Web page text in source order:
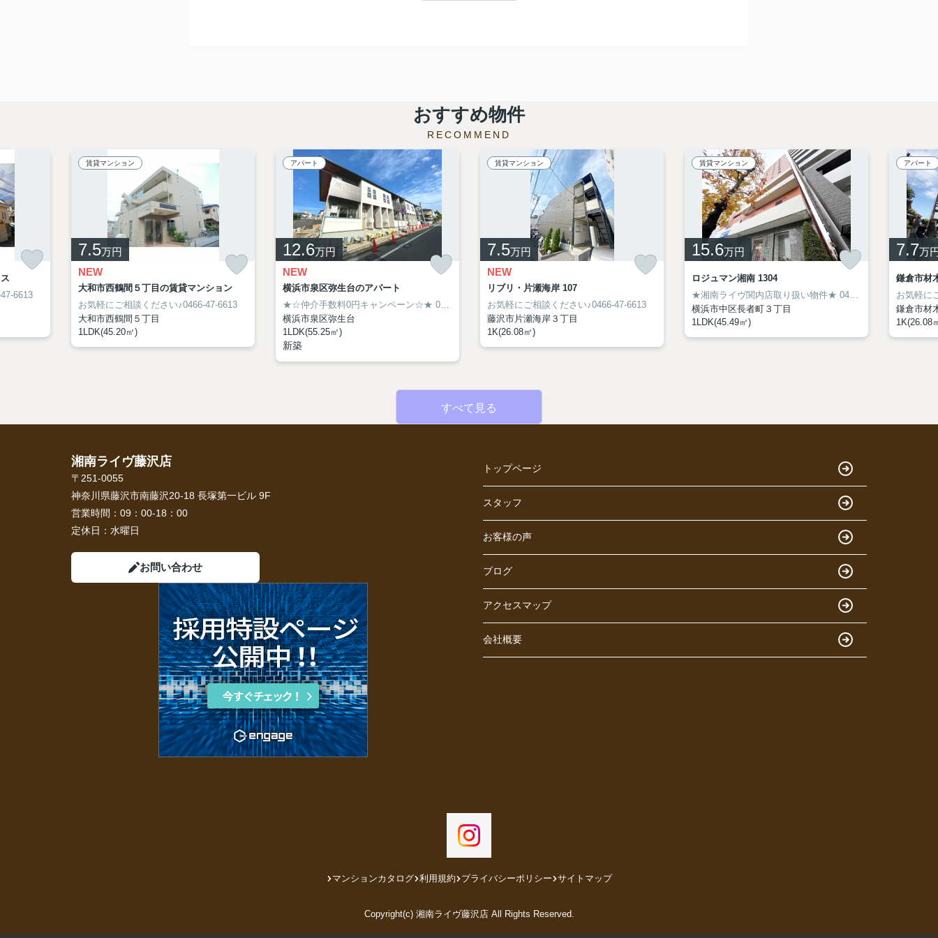
おすすめ物件
RECOMMEND
6613
賃貸マンション
7.5万円
NEW
大和市西鶴間５丁目の賃貸マンション
お気軽にご相談ください♪0466-47-6613
大和市西鶴間５丁目
1LDK(45.20㎡)
アパート
12.6万円
NEW
横浜市泉区弥生台のアパート
★☆仲介手数料0円キャンペーン☆★ 0466-47-6613
横浜市泉区弥生台
1LDK(55.25㎡)
新築
賃貸マンション
7.5万円
NEW
リブリ・片瀬海岸 107
お気軽にご相談ください♪0466-47-6613
藤沢市片瀬海岸３丁目
1K(26.08㎡)
賃貸マンション
15.6万円
ロジュマン湘南 1304
★湘南ライヴ関内店取り扱い物件★ 045-319-6094
横浜市中区長者町３丁目
1LDK(45.49㎡)
アパート
7.7万
鎌倉市材
お気軽に
鎌倉市材
1K(26.08
すべて見る
湘南ライヴ藤沢店
〒251-0055
神奈川県藤沢市南藤沢20-18 長塚第一ビル 9F
営業時間： 09：00-18：00
定休日： 水曜日
お問い合わせ
トップページ
スタッフ
お客様の声
ブログ
アクセスマップ
会社概要
マンションカタログ 利用規約 プライバシーポリシー サイトマップ
Copyright(c) 湘南ライヴ藤沢店 All Rights Reserved.